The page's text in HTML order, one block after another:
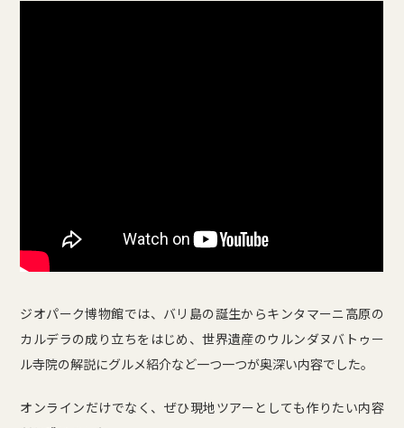
ジオパーク博物館では、バリ島の誕生からキンタマーニ高原の
カルデラの成り立ちをはじめ、世界遺産のウルンダヌバトゥー
ル寺院の解説にグルメ紹介など一つ一つが奥深い内容でした。
オンラインだけでなく、ぜひ現地ツアーとしても作りたい内容